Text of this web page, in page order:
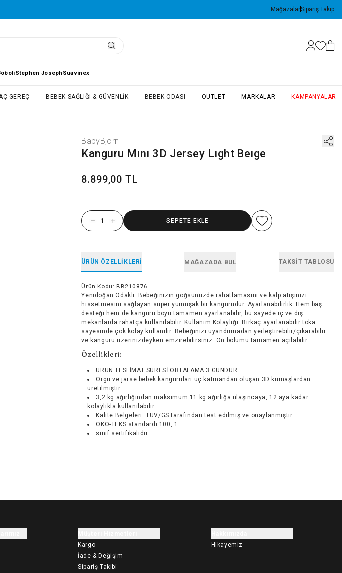
MağazalarSipariş Takip
Stephen Joseph Suavinex
GEREÇ BEBEK SAĞLIĞI & GÜVENLIK BEBEK ODASI OUTLET MARKALAR KAMPANYALAR
BabyBjörn
Kanguru Mını 3D Jersey Lıght Beıge
8.899,00 TL
SEPETE EKLE
ÜRÜN ÖZELLIKLERI MAĞAZADA BUL TAKSIT TABLOSU
Ürün Kodu : BB210876
Yenidoğan Odaklı: Bebeğinizin göğsünüzde rahatlamasını ve kalp atışınızı
hissetmesini sağlayan süper yumuşak bir kangurudur. Ayarlanabilirlik: Hem baş
desteği hem de kanguru boyu tamamen ayarlanabilir, bu sayede iç ve dış
mekanlarda rahatça kullanılabilir. Kullanım Kolaylığı: Birkaç ayarlanabilir toka
sayesinde çok kolay kullanılır. Bebeğinizi uyandırmadan yerleştirebilir/çıkarabilir
ve kanguru üzerinizdeyken emzirebilirsiniz. Ön bölümü tamamen açılabilir.
Özellikleri:
ÜRÜN TESLİMAT SÜRESİ ORTALAMA 3 GÜNDÜR
Örgü ve jarse bebek kanguruları üç katmandan oluşan 3D kumaşlardan
üretilmiştir
3,2 kg ağırlığından maksimum 11 kg ağırlığa ulaşıncaya, 12 aya kadar
kolaylıkla kullanılabilir
Kalite Belgeleri: TÜV/GS tarafından test edilmiş ve onaylanmıştır
ÖKO-TEKS standardı 100, 1
sınıf sertifikalıdır
Kargo
İade & Değişim
Sipariş Takibi
Hikayemiz